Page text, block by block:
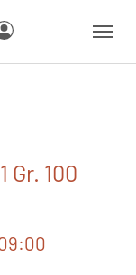
Gr. 100